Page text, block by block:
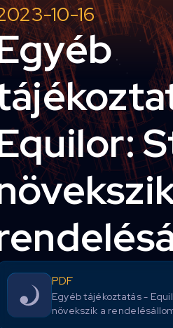
10-16
PDF
Egyéb tájékoztatás -
növekszik a